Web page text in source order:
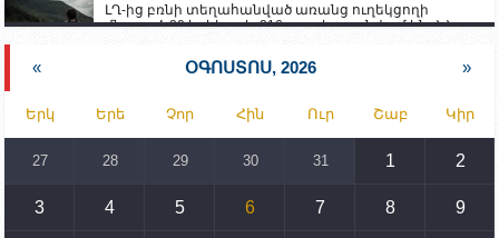
ԼՂ-ից բռնի տեղահանված առանց ուղեկցողի
մնացած 20 երեխա և 216 տարեց գտնվում են ՀՀ
Իրանը կողմ է տարածաշրջանի համար շահավետ
տրանսպորտային հաղորդակցությունների
զարգացմանը, սակայն ոչ՝ միջազգային
սահմանների փոփոխությանը
15:10 02.10.2023
« ՕԳՈՍՏՈՍ, 2026 »
Երկ Երե Չոր Հին Ուր Շաբ Կիր
27 28 29 30 31 1 2
3 4 5 6 7 8 9